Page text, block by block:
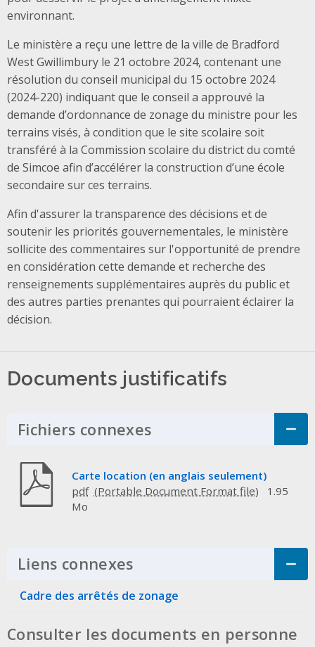
environnant.
Le ministère a reçu une lettre de la ville de Bradford
West Gwillimbury le 21 octobre 2024, contenant une
résolution du conseil municipal du 15 octobre 2024
(2024-220) indiquant que le conseil a approuvé la
demande d’ordonnance de zonage du ministre pour les
terrains visés, à condition que le site scolaire soit
transféré à la Commission scolaire du district du comté
de Simcoe afin d’accélérer la construction d’une école
secondaire sur ces terrains.
Afin d'assurer la transparence des décisions et de
soutenir les priorités gouvernementales, le ministère
sollicite des commentaires sur l'opportunité de prendre
en considération cette demande et recherche des
renseignements supplémentaires auprès du public et
des autres parties prenantes qui pourraient éclairer la
décision.
Documents justificatifs
Fichiers connexes Click to Expand
Carte location (en anglais seulement)
pdf
1.95
Mo
Liens connexes Click to Expand
Cadre des arrêtés de zonage
Consulter les documents en personne